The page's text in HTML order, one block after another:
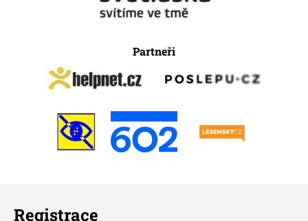
Partneři
Registrace